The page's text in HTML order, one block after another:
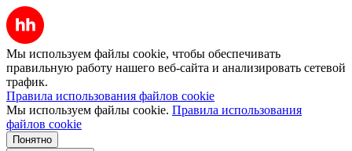
Мы используем файлы cookie, чтобы обеспечивать
правильную работу нашего веб-сайта и анализировать сетевой
трафик.
Правила использования файлов cookie
Мы используем файлы cookie. Правила использования
файлов cookie
Понятно